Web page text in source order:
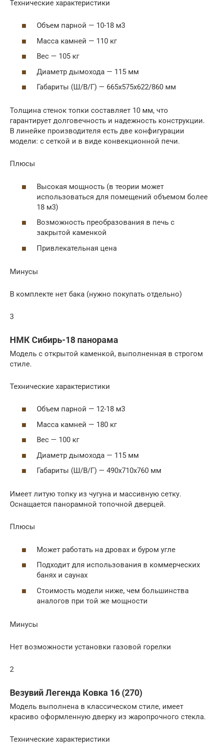
Технические характеристики
Объем парной — 10-18 м3
Масса камней — 110 кг
Вес — 105 кг
Диаметр дымохода — 115 мм
Габариты (Ш/В/Г) — 665x575x622/860 мм
Толщина стенок топки составляет 10 мм, что
гарантирует долговечность и надежность конструкции.
В линейке производителя есть две конфигурации
модели: с сеткой и в виде конвекционной печи.
Плюсы
Высокая мощность (в теории может
использоваться для помещений объемом более
18 м3)
Возможность преобразования в печь с
закрытой каменкой
Привлекательная цена
Минусы
В комплекте нет бака (нужно покупать отдельно)
3
НМК Сибирь-18 панорама
Модель с открытой каменкой, выполненная в строгом
стиле.
Технические характеристики
Объем парной — 12-18 м3
Масса камней — 180 кг
Вес — 100 кг
Диаметр дымохода — 115 мм
Габариты (Ш/В/Г) — 490х710х760 мм
Имеет литую топку из чугуна и массивную сетку.
Оснащается панорамной топочной дверцей.
Плюсы
Может работать на дровах и буром угле
Подходит для использования в коммерческих
банях и саунах
Стоимость модели ниже, чем большинства
аналогов при той же мощности
Минусы
Нет возможности установки газовой горелки
2
Везувий Легенда Ковка 16 (270)
Модель выполнена в классическом стиле, имеет
красиво оформленную дверку из жаропрочного стекла.
Технические характеристики